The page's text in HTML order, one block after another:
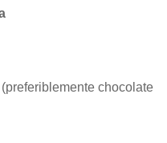
chocolate